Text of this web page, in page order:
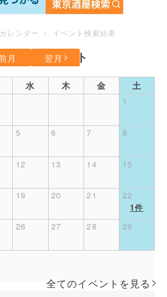
レンダー イベント検索結果
8月のイベント
月 翌月
水 木 金 土
1
5 6 7 8
12 13 14 15
19 20 21
22
1件
26 27 28 29
全てのイベントを見る